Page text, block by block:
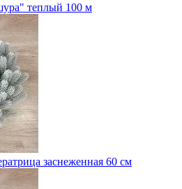
теплый 100 м
заснеженная 60 см